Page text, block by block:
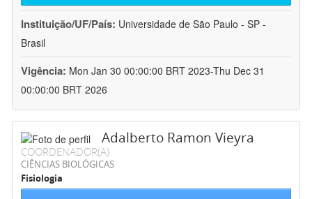
Instituição/UF/País: Universidade de São Paulo - SP -
Brasil
Vigência: Mon Jan 30 00:00:00 BRT 2023-Thu Dec 31
00:00:00 BRT 2026
Adalberto Ramon Vieyra
COORDENADOR(A)
CIÊNCIAS BIOLÓGICAS
Fisiologia